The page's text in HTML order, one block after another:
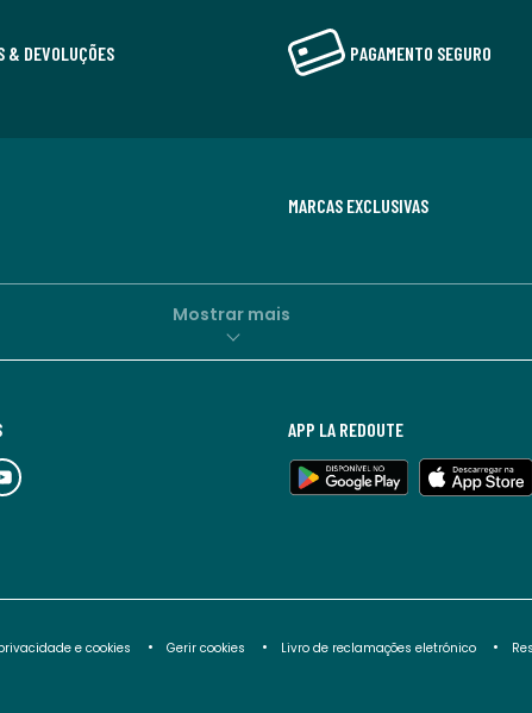
& DEVOLUÇÕES PAGAMENTO SEGURO
MARCAS EXCLUSIVAS
Mostrar mais
APP LA REDOUTE
e cookies Gerir cookies Livro de reclamações eletrónico